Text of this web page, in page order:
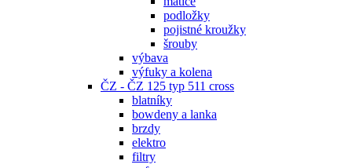
podložky
pojistné kroužky
šrouby
výbava
výfuky a kolena
ČZ - ČZ 125 typ 511 cross
blatníky
bowdeny a lanka
brzdy
elektro
filtry